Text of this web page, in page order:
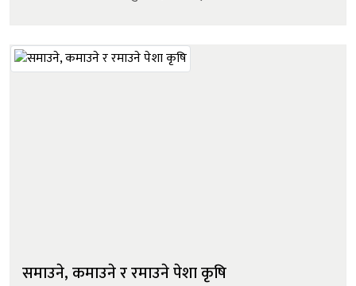
समाउने, कमाउने र रमाउने पेशा कृषि